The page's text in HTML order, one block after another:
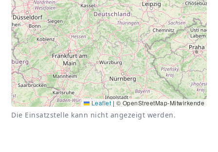
Leaflet | © OpenStreetMap-Mitwirkende
Die Einsatzstelle kann nicht angezeigt werden.